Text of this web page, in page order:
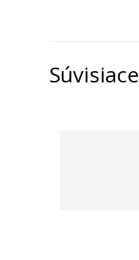
Súvisiace